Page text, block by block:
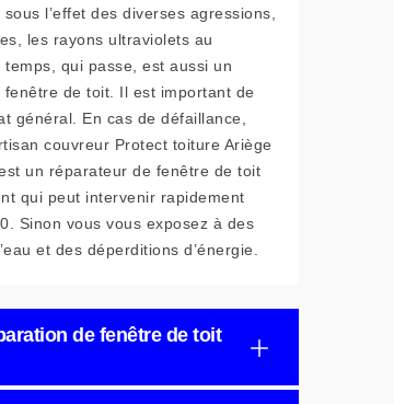
l’effet des diverses agressions,
les rayons ultraviolets au
qui passe, est aussi un
fenêtre de toit. Il est important de
général. En cas de défaillance,
couvreur Protect toiture Ariège
un réparateur de fenêtre de toit
qui peut intervenir rapidement
Sinon vous vous exposez à des
et des déperditions d’énergie.
de fenêtre de toit